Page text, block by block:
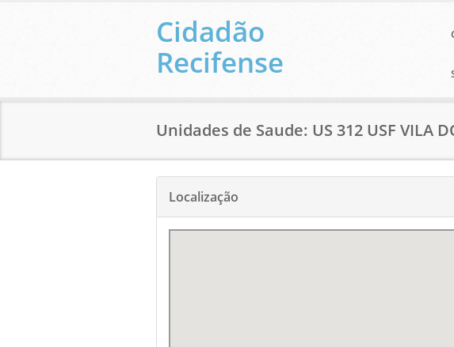
Cidadão
Recifense
Unidades de Saude: US 312 USF VILA
Localização